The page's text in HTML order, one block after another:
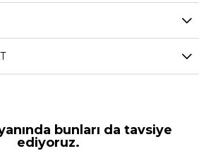
Ürün çekimlerinde renkler ışık farklılığından
bunları da tavsiye
ediyoruz.